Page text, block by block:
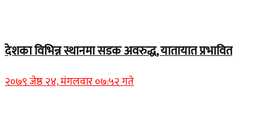
देशका विभिन्न स्थानमा सडक अवरुद्ध, यातायात प्रभावित
२०७९ जेष्ठ २४, मंगलवार ०७:५२ गते